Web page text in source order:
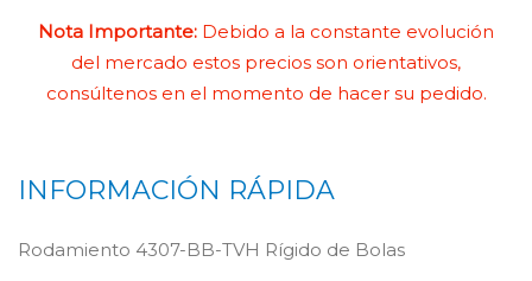
Nota Importante: Debido a la constante evolución
del mercado estos precios son orientativos,
consúltenos en el momento de hacer su pedido.
INFORMACIÓN RÁPIDA
Rodamiento 4307-BB-TVH Rígido de Bolas